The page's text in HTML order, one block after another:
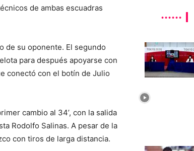
de ambas escuadras
de su oponente. El segundo
para después apoyarse con
conectó con el botín de Julio
cambio al 34’, con la salida
Rodolfo Salinas. A pesar de la
con tiros de larga distancia.